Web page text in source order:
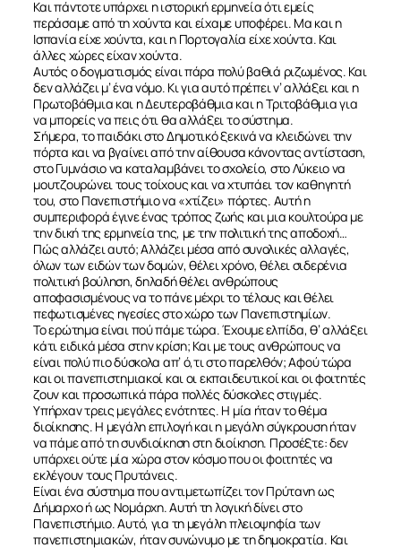
Και πάντοτε υπάρχει η ιστορική ερμηνεία ότι εμείς
περάσαμε από τη χούντα και είχαμε υποφέρει. Μα και η
Ισπανία είχε χούντα, και η Πορτογαλία είχε χούντα. Και
άλλες χώρες είχαν χούντα.
Αυτός ο δογματισμός είναι πάρα πολύ βαθιά ριζωμένος. Και
δεν αλλάζει μ’ ένα νόμο. Κι για αυτό πρέπει ν’ αλλάξει και η
Πρωτοβάθμια και η Δευτεροβάθμια και η Τριτοβάθμια για
να μπορείς να πεις ότι θα αλλάξει το σύστημα.
Σήμερα, το παιδάκι στο Δημοτικό ξεκινά να κλειδώνει την
πόρτα και να βγαίνει από την αίθουσα κάνοντας αντίσταση,
στο Γυμνάσιο να καταλαμβάνει το σχολείο, στο Λύκειο να
μουτζουρώνει τους τοίχους και να χτυπάει τον καθηγητή
του, στο Πανεπιστήμιο να «χτίζει» πόρτες. Αυτή η
συμπεριφορά έγινε ένας τρόπος ζωής και μια κουλτούρα με
την δική της ερμηνεία της, με την πολιτική της αποδοχή…
Πώς αλλάζει αυτό; Αλλάζει μέσα από συνολικές αλλαγές,
όλων των ειδών των δομών, θέλει χρόνο, θέλει σιδερένια
πολιτική βούληση, δηλαδή θέλει ανθρώπους
αποφασισμένους να το πάνε μέχρι το τέλους και θέλει
πεφωτισμένες ηγεσίες στο χώρο των Πανεπιστημίων.
Το ερώτημα είναι πού πάμε τώρα. Έχουμε ελπίδα, θ’ αλλάξει
κάτι ειδικά μέσα στην κρίση; Και με τους ανθρώπους να
είναι πολύ πιο δύσκολα απ’ ό,τι στο παρελθόν; Αφού τώρα
και οι πανεπιστημιακοί και οι εκπαιδευτικοί και οι φοιτητές
ζουν και προσωπικά πάρα πολλές δύσκολες στιγμές.
Υπήρχαν τρεις μεγάλες ενότητες. Η μία ήταν το θέμα
διοίκησης. Η μεγάλη επιλογή και η μεγάλη σύγκρουση ήταν
να πάμε από τη συνδιοίκηση στη διοίκηση. Προσέξτε: δεν
υπάρχει ούτε μία χώρα στον κόσμο που οι φοιτητές να
εκλέγουν τους Πρυτάνεις.
Είναι ένα σύστημα που αντιμετωπίζει τον Πρύτανη ως
Δήμαρχο ή ως Νομάρχη. Αυτή τη λογική δίνει στο
Πανεπιστήμιο. Αυτό, για τη μεγάλη πλειοψηφία των
πανεπιστημιακών, ήταν συνώνυμο με τη δημοκρατία. Και